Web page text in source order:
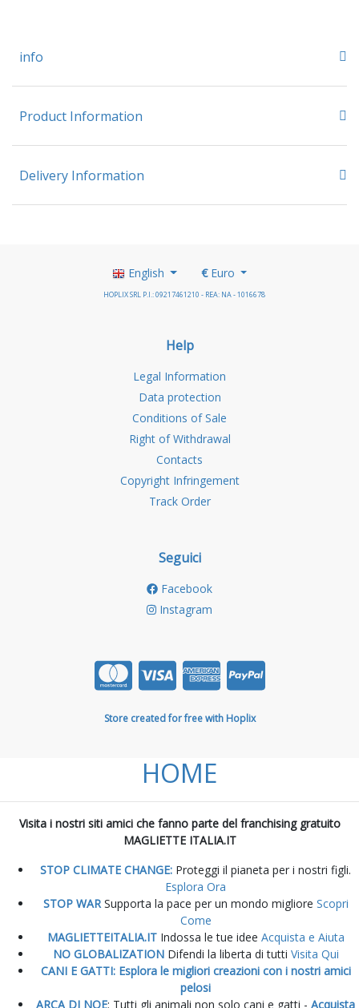
info
Product Information
Delivery Information
English €Euro
HOPLIX SRL P.I.: 09217461210 - REA: NA - 1016678
Help
Legal Information
Data protection
Conditions of Sale
Right of Withdrawal
Contacts
Copyright Infringement
Track Order
Seguici
Facebook
Instagram
Store created for free with Hoplix
HOME
Visita i nostri siti amici che fanno parte del franchising gratuito
MAGLIETTE ITALIA.IT
STOP CLIMATE CHANGE: Proteggi il pianeta per i nostri figli.
Esplora Ora
STOP WARSupporta la pace per un mondo migliore Scopri
Come
MAGLIETTEITALIA.ITIndossa le tue idee Acquista e Aiuta
NO GLOBALIZATION Difendi la liberta di tutti Visita Qui
CANI E GATTI: Esplora le migliori creazioni con i nostri amici
pelosi
ARCA DI NOE: Tutti gli animali non solo cani e gatti - Acquista